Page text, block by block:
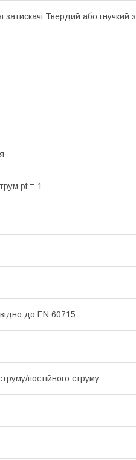
затискачі Твердий або гнучкий з
pf = 1
до EN 60715
постійного струму